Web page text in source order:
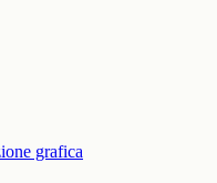
grafica